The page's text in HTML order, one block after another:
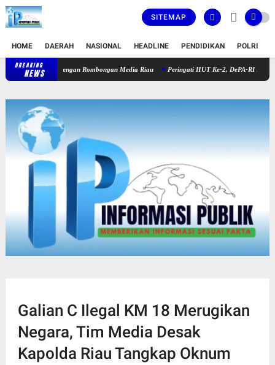
SITEMAP
HOME DAERAH NASIONAL HEADLINE PENDIDIKAN POLRI
BREAKING
NEWS Nuansa Kekeluargaan Warnai Pertemuan PWI Sijunjung dengan
Galian C Ilegal KM 18 Merugikan
Negara, Tim Media Desak
Kapolda Riau Tangkap Oknum